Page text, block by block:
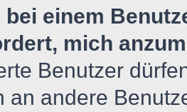
bei einem
mich
Benutzer
an andere